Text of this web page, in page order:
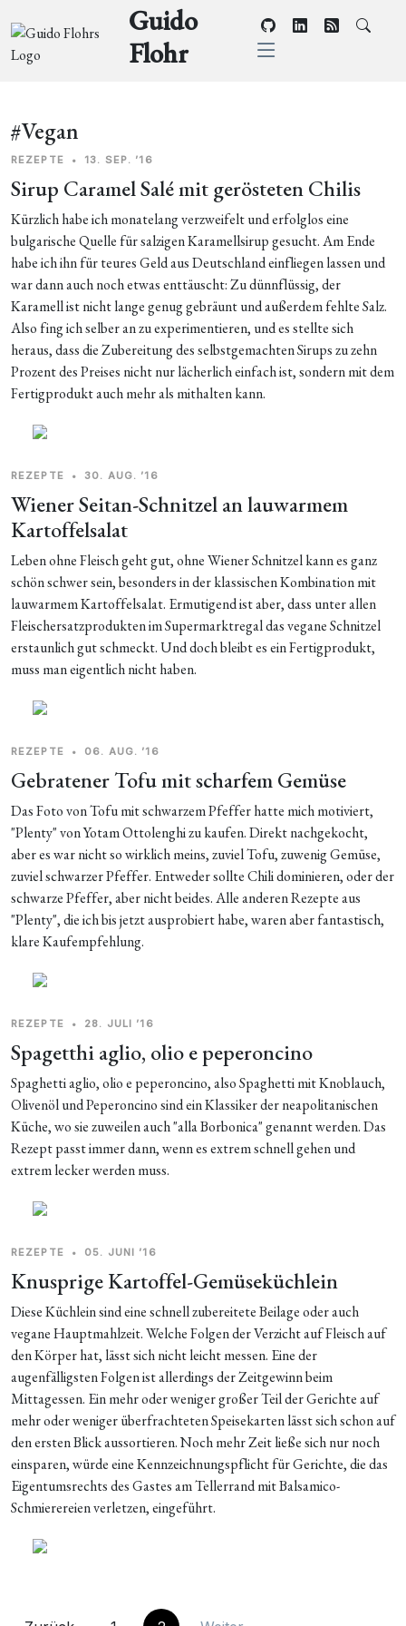
Guido
Flohr
#Vegan
REZEPTE • 13. SEP. ’16
Sirup Caramel Salé mit gerösteten Chilis
Kürzlich habe ich monatelang verzweifelt und erfolglos eine
bulgarische Quelle für salzigen Karamellsirup gesucht. Am Ende
habe ich ihn für teures Geld aus Deutschland einfliegen lassen und
war dann auch noch etwas enttäuscht: Zu dünnflüssig, der
Karamell ist nicht lange genug gebräunt und außerdem fehlte Salz.
Also fing ich selber an zu experimentieren, und es stellte sich
heraus, dass die Zubereitung des selbstgemachten Sirups zu zehn
Prozent des Preises nicht nur lächerlich einfach ist, sondern mit dem
Fertigprodukt auch mehr als mithalten kann.
REZEPTE • 30. AUG. ’16
Wiener Seitan-Schnitzel an lauwarmem
Kartoffelsalat
Leben ohne Fleisch geht gut, ohne Wiener Schnitzel kann es ganz
schön schwer sein, besonders in der klassischen Kombination mit
lauwarmem Kartoffelsalat. Ermutigend ist aber, dass unter allen
Fleischersatzprodukten im Supermarktregal das vegane Schnitzel
erstaunlich gut schmeckt. Und doch bleibt es ein Fertigprodukt,
muss man eigentlich nicht haben.
REZEPTE • 06. AUG. ’16
Gebratener Tofu mit scharfem Gemüse
Das Foto von Tofu mit schwarzem Pfeffer hatte mich motiviert,
"Plenty" von Yotam Ottolenghi zu kaufen. Direkt nachgekocht,
aber es war nicht so wirklich meins, zuviel Tofu, zuwenig Gemüse,
zuviel schwarzer Pfeffer. Entweder sollte Chili dominieren, oder der
schwarze Pfeffer, aber nicht beides. Alle anderen Rezepte aus
"Plenty", die ich bis jetzt ausprobiert habe, waren aber fantastisch,
klare Kaufempfehlung.
REZEPTE • 28. JULI ’16
Spagetthi aglio, olio e peperoncino
Spaghetti aglio, olio e peperoncino, also Spaghetti mit Knoblauch,
Olivenöl und Peperoncino sind ein Klassiker der neapolitanischen
Küche, wo sie zuweilen auch "alla Borbonica" genannt werden. Das
Rezept passt immer dann, wenn es extrem schnell gehen und
extrem lecker werden muss.
REZEPTE • 05. JUNI ’16
Knusprige Kartoffel-Gemüseküchlein
Diese Küchlein sind eine schnell zubereitete Beilage oder auch
vegane Hauptmahlzeit. Welche Folgen der Verzicht auf Fleisch auf
den Körper hat, lässt sich nicht leicht messen. Eine der
augenfälligsten Folgen ist allerdings der Zeitgewinn beim
Mittagessen. Ein mehr oder weniger großer Teil der Gerichte auf
mehr oder weniger überfrachteten Speisekarten lässt sich schon auf
den ersten Blick aussortieren. Noch mehr Zeit ließe sich nur noch
einsparen, würde eine Kennzeichnungspflicht für Gerichte, die das
Eigentumsrechts des Gastes am Tellerrand mit Balsamico-
Schmierereien verletzen, eingeführt.